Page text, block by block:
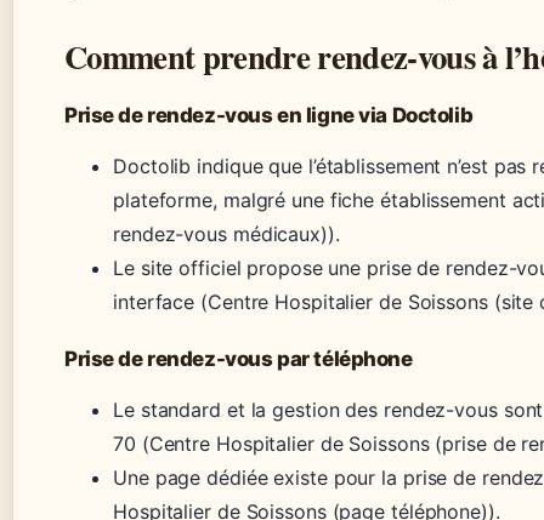
Comment prendre rendez-vous à
Prise de rendez-vous en ligne via Doctolib
Doctolib indique que l’établissement n’est pas
plateforme, malgré une fiche établissement
rendez-vous médicaux)).
Le site officiel propose une prise de rendez-
interface (Centre Hospitalier de Soissons (site
Prise de rendez-vous par téléphone
Le standard et la gestion des rendez-vous
70 (Centre Hospitalier de Soissons (prise de
Une page dédiée existe pour la prise de
Hospitalier de Soissons (page téléphone)).